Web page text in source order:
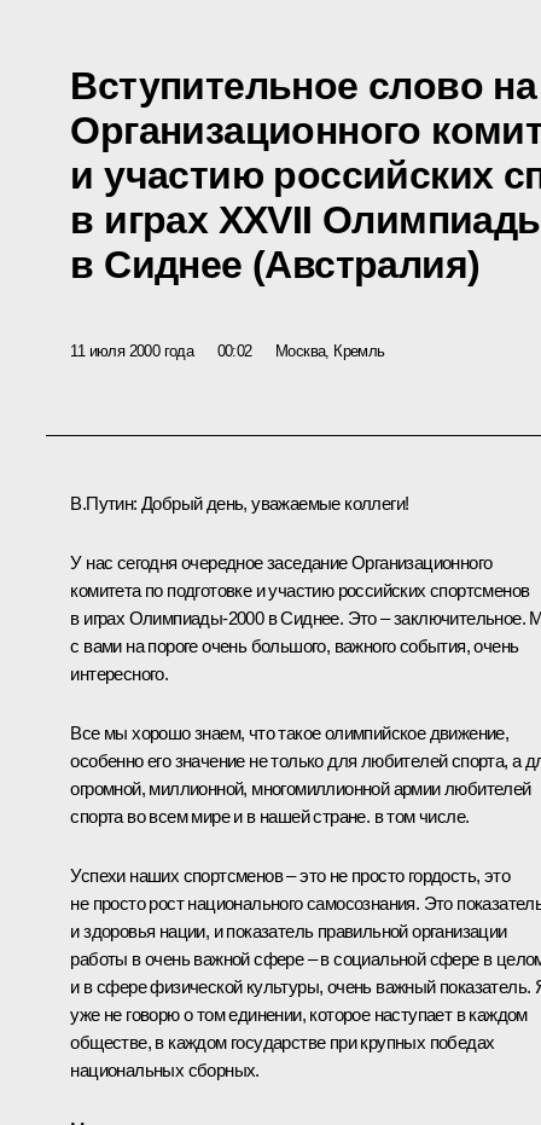
Вступительное слово
Организационного
и участию российских
в играх XXVII
в Сиднее (Австралия)
11 июля 2000 года 00:02 Москва, Кремль
В.Путин: Добрый день, уважаемые коллеги!
У нас сегодня очередное заседание Организационного
комитета по подготовке и участию российских спортсменов
в играх Олимпиады-2000 в Сиднее. Это – заключительное.
с вами на пороге очень большого, важного события, очень
интересного.
Все мы хорошо знаем, что такое олимпийское движение,
особенно его значение не только для любителей спорта, а
огромной, миллионной, многомиллионной армии любителей
спорта во всем мире и в нашей стране. в том числе.
Успехи наших спортсменов – это не просто гордость, это
не просто рост национального самосознания. Это
и здоровья нации, и показатель правильной организации
работы в очень важной сфере – в социальной сфере в
и в сфере физической культуры, очень важный показатель.
уже не говорю о том единении, которое наступает в каждом
обществе, в каждом государстве при крупных победах
национальных сборных.